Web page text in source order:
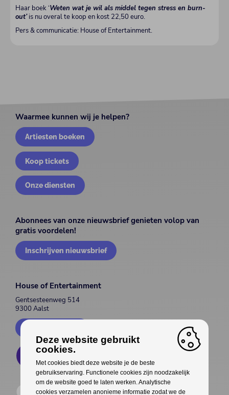
Haar boek ‘Weten wat je wil als middel tegen stress en burn-
out’is nu overal te koop en kost 22,50 euro.
Pers & communicatie: House of Entertainment.
Waarmee kunnen wij je helpen?
Artiesten boeken
Koop tickets
Onze diensten
Abonnees van onze nieuwsbrief genieten volop van
gratis voordelen!
Inschrijven nieuwsbrief
House of Entertainment
Gentsesteenweg 514
9300 Aalst
Deze website gebruikt
cookies.
Met cookies biedt deze website je de beste
gebruikservaring. Functionele cookies zijn noodzakelijk
om de website goed te laten werken. Analytische
cookies verzamelen anonieme informatie zodat we de